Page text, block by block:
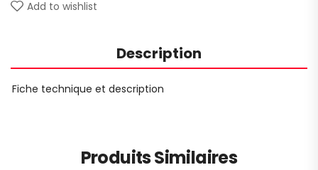
Add to wishlist
Description
Fiche technique et description
Produits Similaires